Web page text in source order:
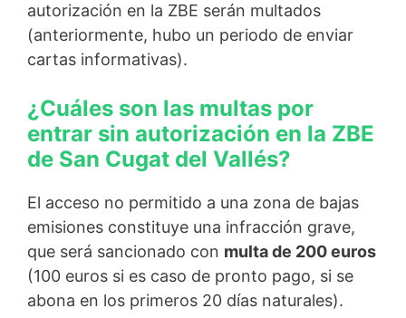
autorización en la ZBE serán multados
(anteriormente, hubo un periodo de enviar
cartas informativas).
¿Cuáles son las multas por
entrar sin autorización en la ZBE
de San Cugat del Vallés?
El acceso no permitido a una zona de bajas
emisiones constituye una infracción grave,
que será sancionado con multa de 200 euros
(100 euros si es caso de pronto pago, si se
abona en los primeros 20 días naturales).